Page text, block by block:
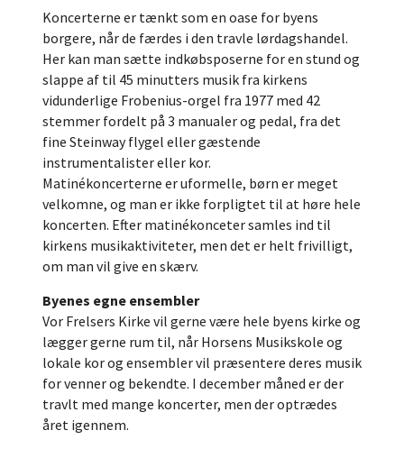
Koncerterne er tænkt som en oase for byens
borgere, når de færdes i den travle lørdagshandel.
Her kan man sætte indkøbsposerne for en stund og
slappe af til 45 minutters musik fra kirkens
vidunderlige Frobenius-orgel fra 1977 med 42
stemmer fordelt på 3 manualer og pedal, fra det
fine Steinway flygel eller gæstende
instrumentalister eller kor.
Matinékoncerterne er uformelle, børn er meget
velkomne, og man er ikke forpligtet til at høre hele
koncerten. Efter matinékonceter samles ind til
kirkens musikaktiviteter, men det er helt frivilligt,
om man vil give en skærv.
Byenes egne ensembler
Vor Frelsers Kirke vil gerne være hele byens kirke og
lægger gerne rum til, når Horsens Musikskole og
lokale kor og ensembler vil præsentere deres musik
for venner og bekendte. I december måned er der
travlt med mange koncerter, men der optrædes
året igennem.